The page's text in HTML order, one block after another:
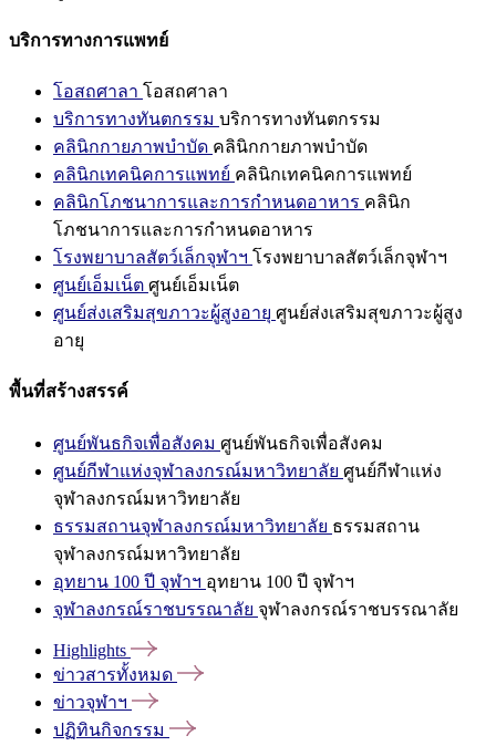
บริการทางการแพทย์
โอสถศาลา โอสถศาลา
บริการทางทันตกรรม บริการทางทันตกรรม
คลินิกกายภาพบำบัด คลินิกกายภาพบำบัด
คลินิกเทคนิคการแพทย์ คลินิกเทคนิคการแพทย์
คลินิกโภชนาการและการกำหนดอาหาร คลินิก
โภชนาการและการกำหนดอาหาร
โรงพยาบาลสัตว์เล็กจุฬาฯ โรงพยาบาลสัตว์เล็กจุฬาฯ
ศูนย์เอ็มเน็ต ศูนย์เอ็มเน็ต
ศูนย์ส่งเสริมสุขภาวะผู้สูงอายุ ศูนย์ส่งเสริมสุขภาวะผู้สูง
อายุ
พื้นที่สร้างสรรค์
ศูนย์พันธกิจเพื่อสังคม ศูนย์พันธกิจเพื่อสังคม
ศูนย์กีฬาแห่งจุฬาลงกรณ์มหาวิทยาลัย ศูนย์กีฬาแห่ง
จุฬาลงกรณ์มหาวิทยาลัย
ธรรมสถานจุฬาลงกรณ์มหาวิทยาลัย ธรรมสถาน
จุฬาลงกรณ์มหาวิทยาลัย
อุทยาน 100 ปี จุฬาฯ อุทยาน 100 ปี จุฬาฯ
จุฬาลงกรณ์ราชบรรณาลัย จุฬาลงกรณ์ราชบรรณาลัย
Highlights
ข่าวสารทั้งหมด
ข่าวจุฬาฯ
ปฏิทินกิจกรรม